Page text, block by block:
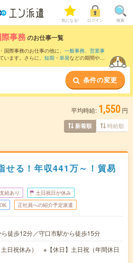
気になる! ログイン 検索
事務のお仕事一覧
際事務のお仕事の他に、 一般事務、 営業事
います。さらに、 短期 ・ 単発などの期間や、
条件の変更
平均時給: 1,550 円
新着順 時給順
せる！年収441万～！貿易
給あり 土日祝日が休み
正社員への紹介予定派遣
徒歩12分／守口市駅から徒歩15分
土日祝休み） ※【休日】土日祝（年間休日